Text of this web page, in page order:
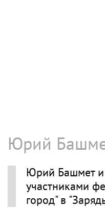
Юрий
Юрий Башмет и
участниками
город" в